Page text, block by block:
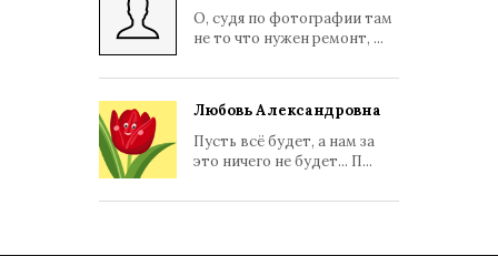
О, судя по фотографии там
не то что нужен ремонт, ...
Любовь Александровна
Пусть всё будет, а нам за
это ничего не будет... П...